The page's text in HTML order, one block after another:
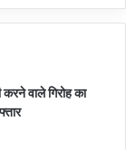
वाले गिरोह का